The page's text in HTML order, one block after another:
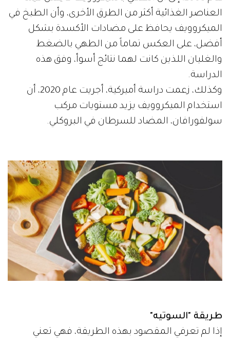
العناصر الغذائية أكثر من الطرق الأخرى، وأن الطبخ في
الميكروويف يحافظ على مضادات الأكسدة بشكل
أفضل، على العكس تماماً من الطهي بالضغط
والغليان اللذين كانت لهما نتائج أسوأ، وفق هذه
الدراسة.
وكذلك، زعمت دراسة أميركية، أجريت عام 2020، أن
استخدام الميكروويف يزيد مستويات مركب
سولفورافان، المضاد للسرطان في البروكلي.
طريقة "السوتيه"
إذا لم تعرفي المقصود بهذه الطريقة، فهي تعني